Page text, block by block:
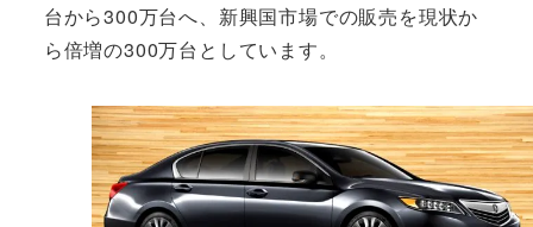
台から300万台へ、新興国市場での販売を現状か
ら倍増の300万台としています。